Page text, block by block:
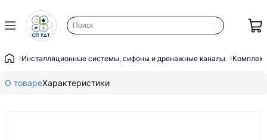
Инсталляционные системы, сифоны и дренажные каналы
О товареХарактеристики